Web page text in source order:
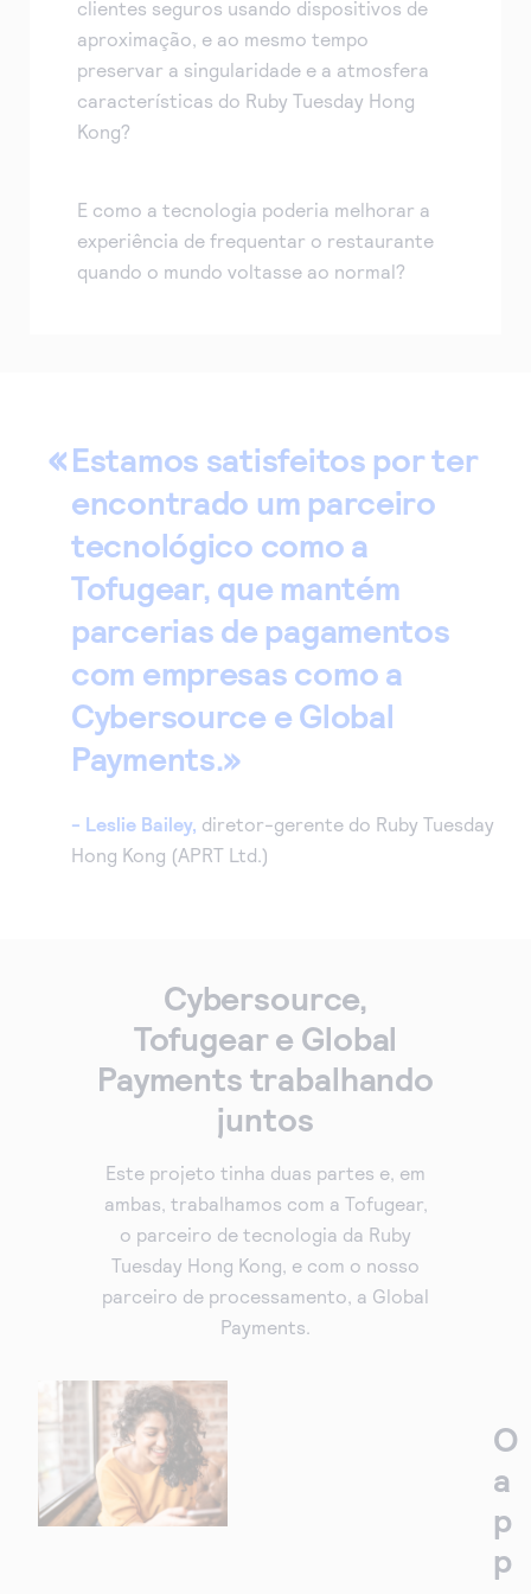
clientes seguros usando dispositivos de
aproximação, e ao mesmo tempo
preservar a singularidade e a atmosfera
características do Ruby Tuesday Hong
Kong?
E como a tecnologia poderia melhorar a
experiência de frequentar o restaurante
quando o mundo voltasse ao normal?
Estamos satisfeitos por ter
encontrado um parceiro
tecnológico como a
Tofugear, que mantém
parcerias de pagamentos
com empresas como a
Cybersource e Global
Payments.
- Leslie Bailey, diretor-gerente do Ruby Tuesday
Hong Kong (APRT Ltd.)
Cybersource,
Tofugear e Global
Payments trabalhando
juntos
Este projeto tinha duas partes e, em
ambas, trabalhamos com a Tofugear,
o parceiro de tecnologia da Ruby
Tuesday Hong Kong, e com o nosso
parceiro de processamento, a Global
Payments.
O
a
p
p